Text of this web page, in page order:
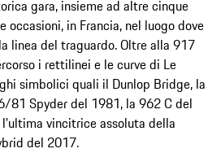
gara, insieme ad altre cinque
in Francia, nel luogo dove
linea del traguardo. Oltre alla 917
i rettilinei e le curve di Le
simbolici quali il Dunlop Bridge, la
81 Spyder del 1981, la 962 C del
vincitrice assoluta della
del 2017.